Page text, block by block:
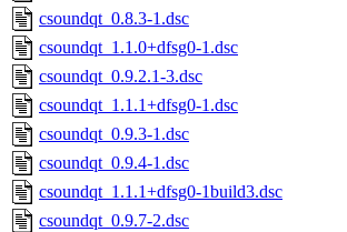
csoundqt_0.8.3-1.dsc
csoundqt_1.1.0+dfsg0-1.dsc
csoundqt_0.9.2.1-3.dsc
csoundqt_1.1.1+dfsg0-1.dsc
csoundqt_0.9.3-1.dsc
csoundqt_0.9.4-1.dsc
csoundqt_1.1.1+dfsg0-1build3.dsc
csoundqt_0.9.7-2.dsc